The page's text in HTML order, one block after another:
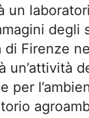
un
degli
Firenze
un’attività
per